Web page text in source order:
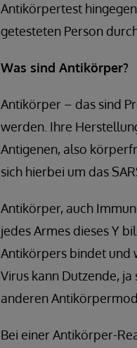
Antikörpertest
getesteten Person
Was sind Antikörper?
Antikörper – das sind
werden. Ihre
Antigenen, also
sich hierbei um das
Antikörper, auch
jedes Armes dieses Y
Antikörpers bindet und
Virus kann Dutzende,
anderen
Bei einer Antikörper-